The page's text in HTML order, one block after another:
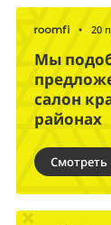
• 20
Мы
салон
районах
Смотреть